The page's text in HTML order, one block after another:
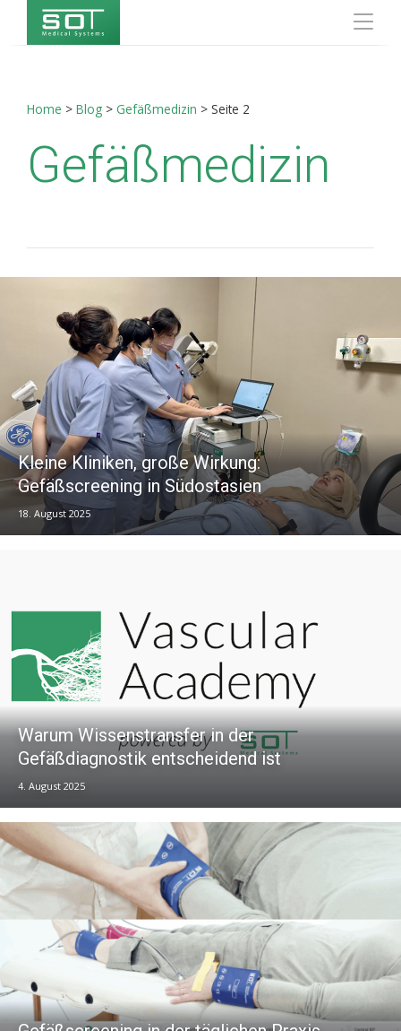
Home > Blog > Gefäßmedizin > Seite 2
Gefäßmedizin
Kleine Kliniken, große Wirkung:
Gefäßscreening in Südostasien
18. August 2025
Warum Wissenstransfer in der
Gefäßdiagnostik entscheidend ist
4. August 2025